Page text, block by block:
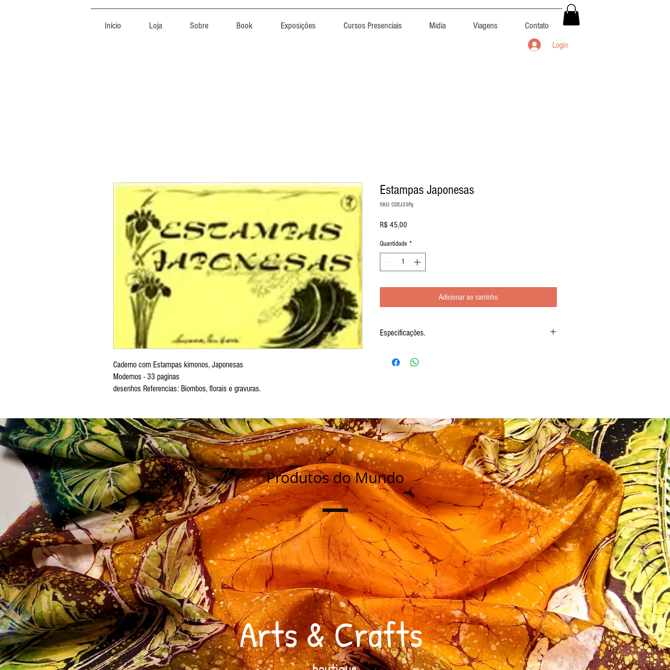
Início Loja Sobre Book Exposições Cursos Presenciais Midia Viagens Contato
Login
Caderno com Estampas kimonos, Japonesas
Modernos - 33 paginas
desenhos Referencias: Biombos, florais e gravuras.
Estampas Japonesas
SKU: CDEJ33Pg
R$ 45,00
Quantidade *
Adicionar ao carrinho
Especificações.
simples e graciosos, como sua escrita a pincel, destacan-se os emblemas
Produtos do Mundo
Arts & Crafts